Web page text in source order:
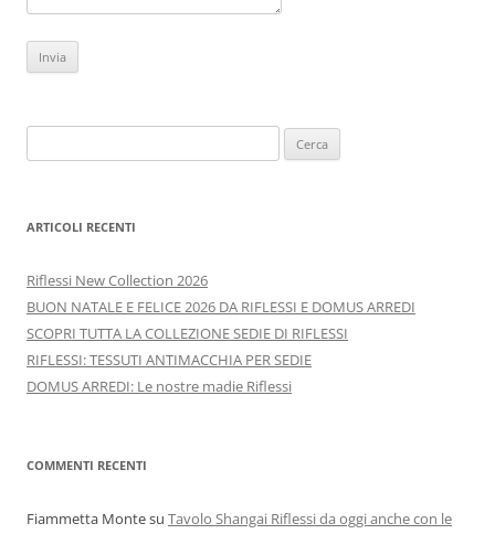
per:
ARTICOLI RECENTI
Riflessi New Collection 2026
BUON NATALE E FELICE 2026 DA RIFLESSI E DOMUS ARREDI
SCOPRI TUTTA LA COLLEZIONE SEDIE DI RIFLESSI
RIFLESSI: TESSUTI ANTIMACCHIA PER SEDIE
DOMUS ARREDI: Le nostre madie Riflessi
COMMENTI RECENTI
Fiammetta Montesu Tavolo Shangai Riflessi da oggi anche con le